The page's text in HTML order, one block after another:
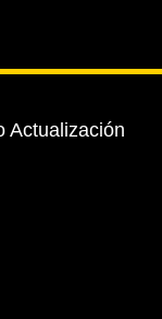
Actualización